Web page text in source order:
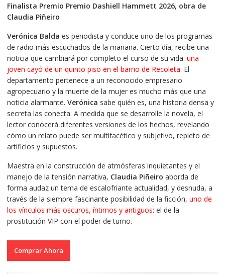
original
era:
actual
es:
Finalista Premio Premio Dashiell Hammett 2026, obra de
Claudia Piñeiro
Verónica Balda es periodista y conduce uno de los programas
de radio más escuchados de la mañana. Cierto día, recibe una
noticia que cambiará por completo el curso de su vida: una
joven cayó de un quinto piso en el barrio de Recoleta. El
departamento pertenece a un reconocido empresario
agropecuario y la muerte de la mujer es mucho más que una
noticia alarmante. Verónica sabe quién es, una historia densa y
secreta las conecta. A medida que se desarrolle la novela, el
lector conocerá diferentes versiones de los hechos, revelando
cómo un relato puede ser multifacético y subjetivo, repleto de
artificios y supuestos.
Maestra en la construcción de atmósferas inquietantes y el
manejo de la tensión narrativa, Claudia Piñeiro aborda de
forma audaz un tema de escalofriante actualidad, y desnuda, a
través de la siempre fascinante posibilidad de la ficción, uno de
los vínculos más oscuros, íntimos y antiguos: el de la
prostitución VIP con el poder de turno.
Comprar Ahora